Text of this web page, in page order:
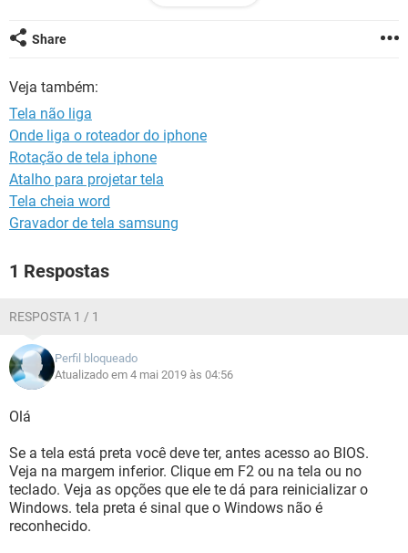
Configuração:
Share
Veja também:
Tela não liga
Onde liga o roteador do iphone
Rotação de tela iphone
Atalho para projetar tela
Tela cheia word
Gravador de tela samsung
1 Respostas
RESPOSTA 1 / 1
Perfil bloqueado
Atualizado em 4 mai 2019 às 04:56
Olá
Se a tela está preta você deve ter, antes acesso ao BIOS.
Veja na margem inferior. Clique em F2 ou na tela ou no
teclado. Veja as opções que ele te dá para reinicializar o
Windows. tela preta é sinal que o Windows não é
reconhecido.